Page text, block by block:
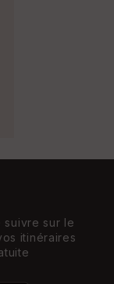
suivre sur le
itinéraires